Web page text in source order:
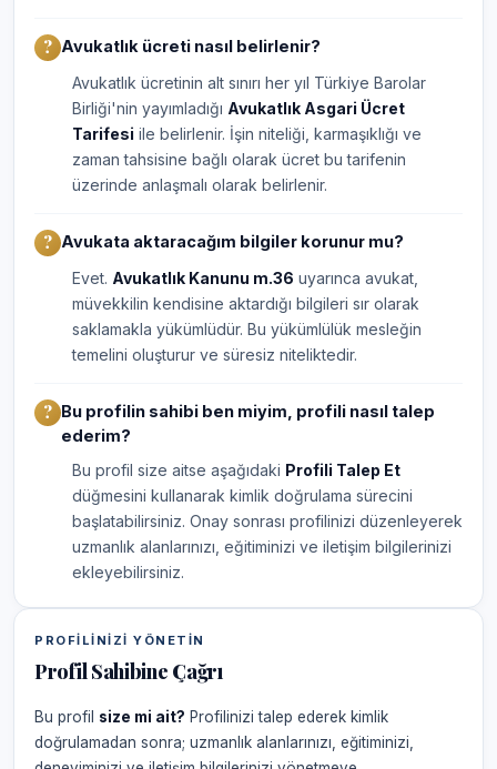
Avukatlık ücreti nasıl belirlenir?
Avukatlık ücretinin alt sınırı her yıl Türkiye Barolar
Birliği'nin yayımladığı Avukatlık Asgari Ücret
Tarifesi ile belirlenir. İşin niteliği, karmaşıklığı ve
zaman tahsisine bağlı olarak ücret bu tarifenin
üzerinde anlaşmalı olarak belirlenir.
Avukata aktaracağım bilgiler korunur mu?
Evet. Avukatlık Kanunu m.36 uyarınca avukat,
müvekkilin kendisine aktardığı bilgileri sır olarak
saklamakla yükümlüdür. Bu yükümlülük mesleğin
temelini oluşturur ve süresiz niteliktedir.
Bu profilin sahibi ben miyim, profili nasıl talep
ederim?
Bu profil size aitse aşağıdaki Profili Talep Et
düğmesini kullanarak kimlik doğrulama sürecini
başlatabilirsiniz. Onay sonrası profilinizi düzenleyerek
uzmanlık alanlarınızı, eğitiminizi ve iletişim bilgilerinizi
ekleyebilirsiniz.
PROFILINIZI YÖNETIN
Profil Sahibine Çağrı
Bu profil size mi ait? Profilinizi talep ederek kimlik
doğrulamadan sonra; uzmanlık alanlarınızı, eğitiminizi,